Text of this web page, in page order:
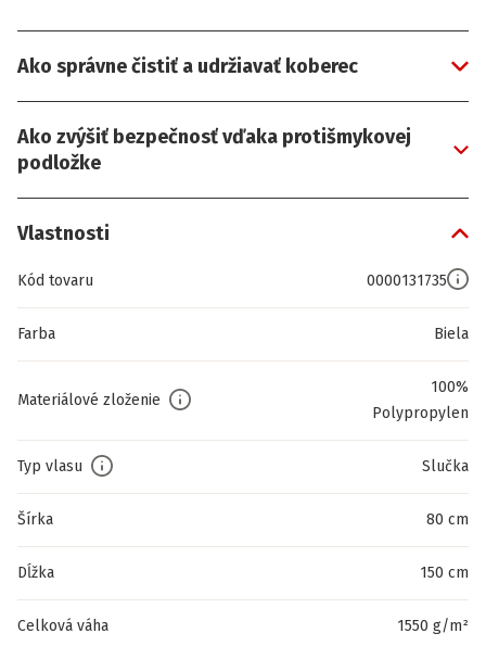
Ako správne čistiť a udržiavať koberec
Ako zvýšiť bezpečnosť vďaka protišmykovej
podložke
Vlastnosti
Kód tovaru 0000131735
Farba Biela
Materiálové zloženie
100%
Polypropylen
Typ vlasu Slučka
Šírka 80 cm
Dĺžka 150 cm
Celková váha 1550 g/m²